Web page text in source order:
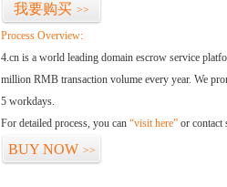
我要购买 >>
Process Overview:
4.cn is a world leading domain escrow service
million RMB transaction volume every year. We
5 workdays.
For detailed process, you can “visit here” or contact
BUY NOW >>